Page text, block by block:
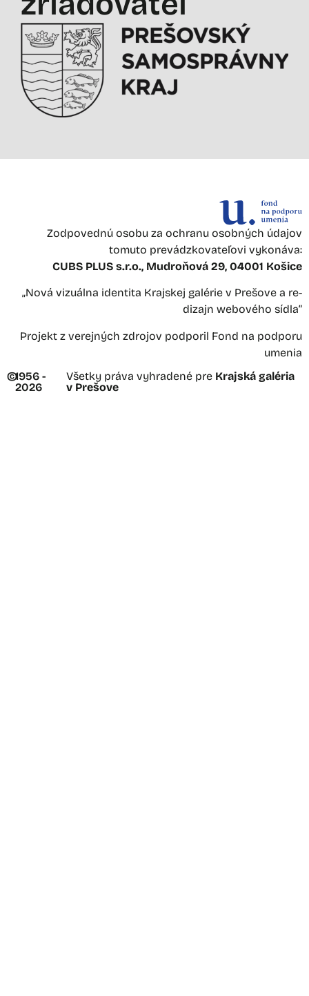
Zodpovednú osobu za ochranu osobných údajov
tomuto prevádzkovateľovi vykonáva:
CUBS PLUS s.r.o., Mudroňová 29, 04001 Košice
„Nová vizuálna identita Krajskej galérie v Prešove a re-
dizajn webového sídla“
Projekt z verejných zdrojov podporil Fond na podporu
umenia
©1956 -
2026
Všetky práva vyhradené pre Krajská galéria
v Prešove